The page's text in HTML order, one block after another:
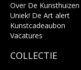
info@kunsthuisbreda.nl
Lees meer
Over De Kunsthuizen
Uniek! De Art alert
Kunstcadeaubon
Vacatures
COLLECTIE